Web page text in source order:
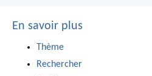
En savoir plus
Thème
Rechercher